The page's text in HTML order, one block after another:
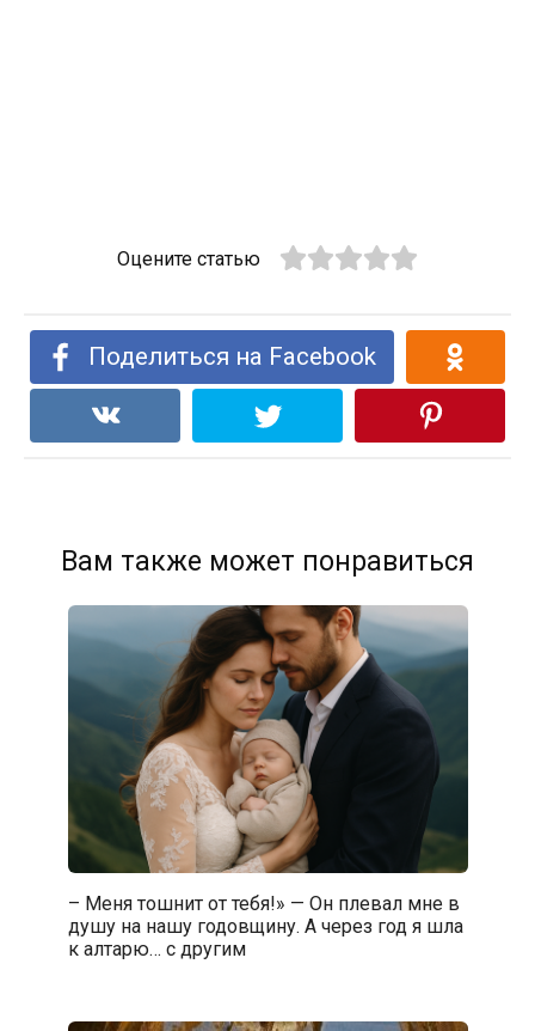
Оцените статью
Поделиться на Facebook
Вам также может понравиться
– Меня тошнит от тебя!» — Он плевал мне в
душу на нашу годовщину. А через год я шла
к алтарю… с другим